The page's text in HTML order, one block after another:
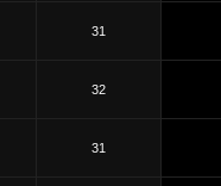
31
32
31